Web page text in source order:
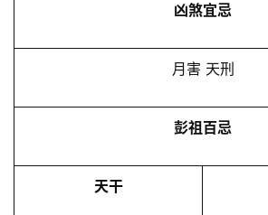
凶煞宜忌
月害 天刑
彭祖百忌
天干